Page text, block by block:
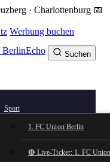
· Charlottenburg 📅
Werbung buchen
Sport
1. FC Union Berlin
🔴 Live-Ticker: 1. FC
Suchen